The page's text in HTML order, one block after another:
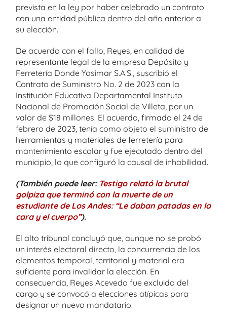
prevista en la ley por haber celebrado un contrato
con una entidad pública dentro del año anterior a
su elección.
De acuerdo con el fallo, Reyes, en calidad de
representante legal de la empresa Depósito y
Ferretería Donde Yosimar S.A.S., suscribió el
Contrato de Suministro No. 2 de 2023 con la
Institución Educativa Departamental Instituto
Nacional de Promoción Social de Villeta, por un
valor de $18 millones. El acuerdo, firmado el 24 de
febrero de 2023, tenía como objeto el suministro de
herramientas y materiales de ferretería para
mantenimiento escolar y fue ejecutado dentro del
municipio, lo que configuró la causal de inhabilidad.
(También puede leer: Testigo relató la brutal
golpiza que terminó con la muerte de un
estudiante de Los Andes: “Le daban patadas en la
cara y el cuerpo”).
El alto tribunal concluyó que, aunque no se probó
un interés electoral directo, la concurrencia de los
elementos temporal, territorial y material era
suficiente para invalidar la elección. En
consecuencia, Reyes Acevedo fue excluido del
cargo y se convocó a elecciones atípicas para
designar un nuevo mandatario.